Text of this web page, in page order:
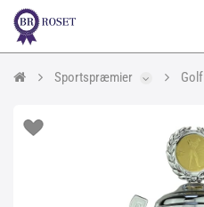
Sportspræmier Golf